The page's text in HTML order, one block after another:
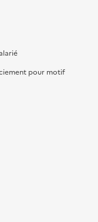
pour motif